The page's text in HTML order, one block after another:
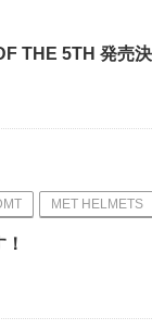
THE 5TH 発売決
MET HELMETS